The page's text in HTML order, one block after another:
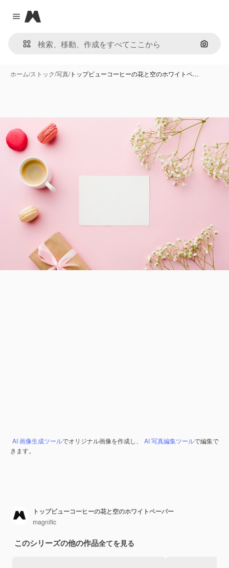
Close menu
Magnific
画像で
ホーム/ストック/写真/トップビューコーヒーの花と空のホワイトペ…
AI 画像生成ツールでオリジナル画像を作成し、 AI 写真編集ツールで編集で
きます。
トップビューコーヒーの花と空のホワイトペーパー
magnific
このシリーズの他の作品全てを見る